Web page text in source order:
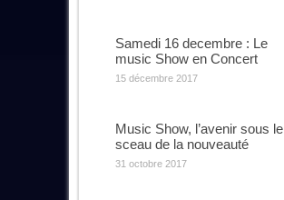
Samedi 16 decembre : Le
music Show en Concert
15 décembre 2017
Music Show, l’avenir sous le
sceau de la nouveauté
31 octobre 2017